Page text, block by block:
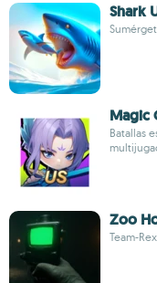
Shark
Magic
Batallas
Zoo
Team-Rex